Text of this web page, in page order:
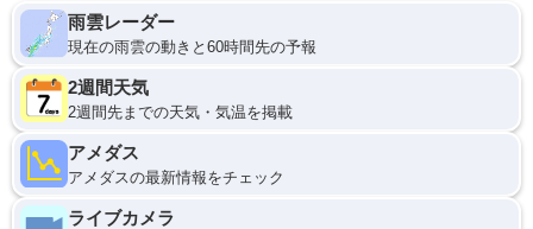
雨雲レーダー
現在の雨雲の動きと60時間先の予報
2週間天気
2週間先までの天気・気温を掲載
アメダス
アメダスの最新情報をチェック
ライブカメラ